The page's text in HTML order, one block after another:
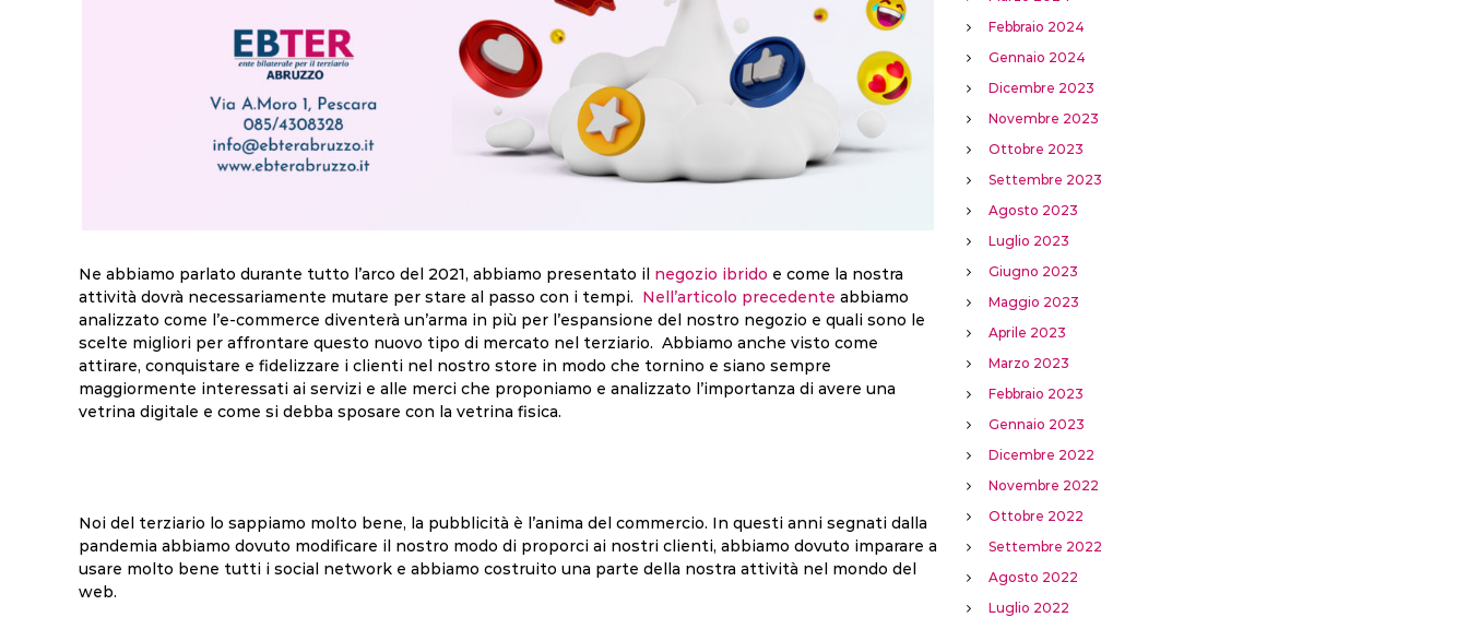
Ne abbiamo parlato durante tutto l’arco del 2021, abbiamo presentato il negozio ibrido e come la nostra
attività dovrà necessariamente mutare per stare al passo con i tempi. Nell’articolo precedente abbiamo
analizzato come l’e-commerce diventerà un’arma in più per l’espansione del nostro negozio e quali sono le
scelte migliori per affrontare questo nuovo tipo di mercato nel terziario. Abbiamo anche visto come
attirare, conquistare e fidelizzare i clienti nel nostro store in modo che tornino e siano sempre
maggiormente interessati ai servizi e alle merci che proponiamo e analizzato l’importanza di avere una
vetrina digitale e come si debba sposare con la vetrina fisica.
Noi del terziario lo sappiamo molto bene, la pubblicità è l’anima del commercio. In questi anni segnati dalla
pandemia abbiamo dovuto modificare il nostro modo di proporci ai nostri clienti, abbiamo dovuto imparare a
usare molto bene tutti i social network e abbiamo costruito una parte della nostra attività nel mondo del
web.
Febbraio 2024
Gennaio 2024
Dicembre 2023
Novembre 2023
Ottobre 2023
Settembre 2023
Agosto 2023
Luglio 2023
Giugno 2023
Maggio 2023
Aprile 2023
Marzo 2023
Febbraio 2023
Gennaio 2023
Dicembre 2022
Novembre 2022
Ottobre 2022
Settembre 2022
Agosto 2022
Luglio 2022